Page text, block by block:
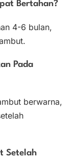
Bertahan?
4-6 bulan,
Pada
berwarna,
Setelah